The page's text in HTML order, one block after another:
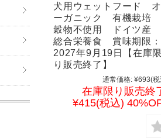
犬用ウェットフード オ
ーガニック 有機栽培
穀物不使用 ドイツ産
総合栄養食 賞味期限：
2027年9月19日【在庫限
り販売終了】
通常価格: ¥693(
在庫限り販売終
¥415(税込)